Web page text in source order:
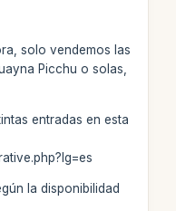
solo vendemos las
Picchu o solas,
entradas en esta
la disponibilidad